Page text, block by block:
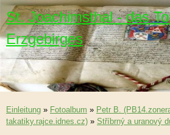
St. Joachimsthal - das
Erzgebirges
Einleitung » Fotoalbum » Petr B.
takatiky.rajce.idnes.cz) » Stříbrný a uranový